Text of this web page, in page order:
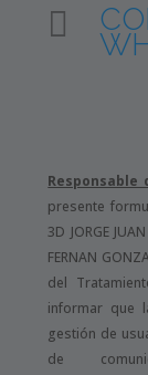

presente
3D JORGE
FERNAN
del
informar que
gestión de
de